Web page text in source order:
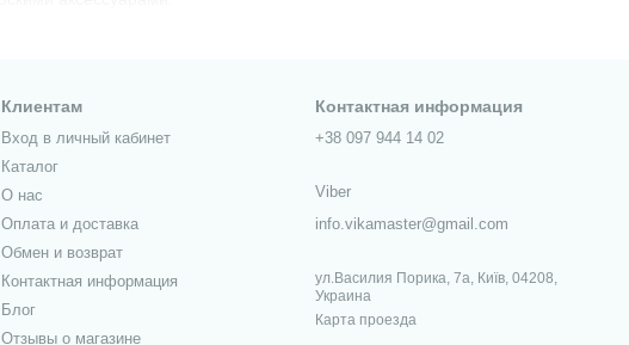
Клиентам
Вход в личный кабинет
Каталог
О нас
Оплата и доставка
Обмен и возврат
Контактная информация
Блог
Отзывы о магазине
Контактная информация
+38 097 944 14 02
Viber
info.vikamaster@gmail.com
ул.Василия Порика, 7а, Київ, 04208,
Украина
Карта проезда